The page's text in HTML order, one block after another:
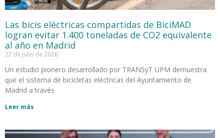
Las bicis eléctricas compartidas de BiciMAD
logran evitar 1.400 toneladas de CO2 equivalente
al año en Madrid
22 de julio de 2026
Un estudio pionero desarrollado por TRANSyT UPM demuestra
que el sistema de bicicletas eléctricas del Ayuntamiento de
Madrid a través
Leer más